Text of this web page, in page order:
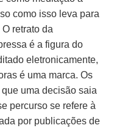
como isso leva para
retrato da
é a figura do
eletronicamente,
é uma marca. Os
uma decisão saia
percurso se refere à
por publicações de